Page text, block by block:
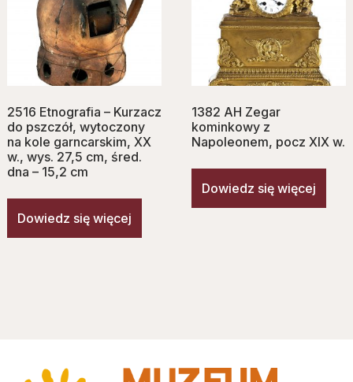
2516 Etnografia – Kurzacz
do pszczół, wytoczony
na kole garncarskim, XX
w., wys. 27,5 cm, śred.
dna – 15,2 cm
Dowiedz się więcej
1382 AH Zegar
kominkowy z
Napoleonem, pocz XIX w.
Dowiedz się więcej